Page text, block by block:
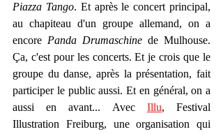
Piazza Tango. Et après le concert principal,
au chapiteau d'un groupe allemand, on a
encore Panda Drumaschine de Mulhouse.
Ça, c'est pour les concerts. Et je crois que le
groupe du danse, après la présentation, fait
participer le public aussi. Et en général, on a
aussi en avant... Avec Illu, Festival
Illustration Freiburg, une organisation qui